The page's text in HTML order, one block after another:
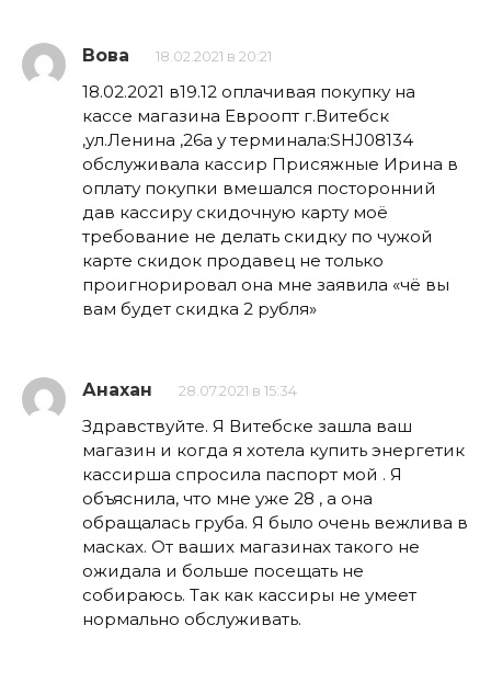
Вова 18.02.2021 в 20:21
18.02.2021 в19.12 оплачивая покупку на
кассе магазина Евроопт г.Витебск
,ул.Ленина ,26а у терминала:SHJ08134
обслуживала кассир Присяжные Ирина в
оплату покупки вмешался посторонний
дав кассиру скидочную карту моё
требование не делать скидку по чужой
карте скидок продавец не только
проигнорировал она мне заявила «чё вы
вам будет скидка 2 рубля»
Анахан 28.07.2021 в 15:34
Здравствуйте. Я Витебске зашла ваш
магазин и когда я хотела купить энергетик
кассирша спросила паспорт мой . Я
объяснила, что мне уже 28 , а она
обращалась груба. Я было очень вежлива в
масках. От ваших магазинах такого не
ожидала и больше посещать не
собираюсь. Так как кассиры не умеет
нормально обслуживать.